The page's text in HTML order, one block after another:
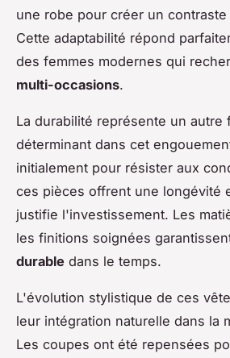
une robe pour créer un
Cette adaptabilité répond
des femmes modernes qui
multi-occasions.
La durabilité représente un autre
déterminant dans cet
initialement pour résister aux
ces pièces offrent une longévité
justifie l'investissement. Les
les finitions soignées
durable dans le temps.
L'évolution stylistique de ces
leur intégration naturelle dans la
Les coupes ont été repensées